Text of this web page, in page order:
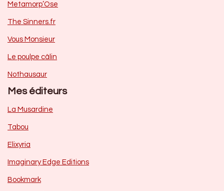
Metamorp’Ose
The Sinners.fr
Vous Monsieur
Le poulpe câlin
Nothausaur
Mes éditeurs
La Musardine
Tabou
Elixyria
Imaginary Edge Editions
Bookmark